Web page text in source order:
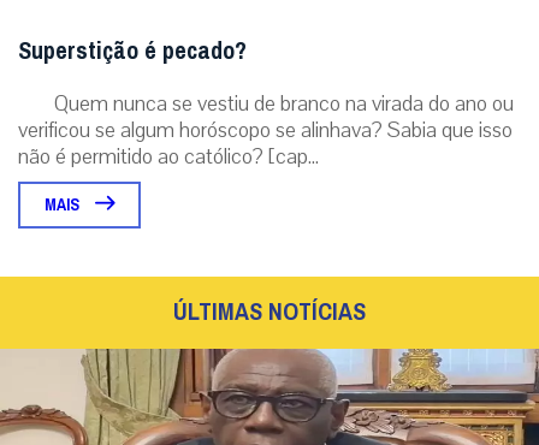
Superstição é pecado?
Quem nunca se vestiu de branco na virada do ano ou
verificou se algum horóscopo se alinhava? Sabia que isso
não é permitido ao católico? [cap...
MAIS
ÚLTIMAS NOTÍCIAS